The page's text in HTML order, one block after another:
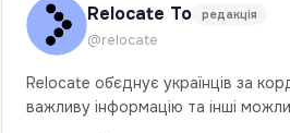
Relocate To редакція
@relocate
Relocate об`єднує українців за
важливу інформацію та інші